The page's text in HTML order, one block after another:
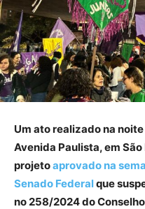
Um ato realizado na
Avenida Paulista, em
projetoaprovado na
Senado Federalque
no 258/2024 do